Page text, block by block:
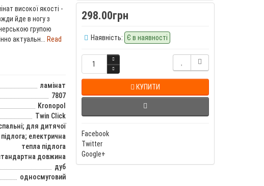
високої якості -
йде в ногу з
групою
актуальн...
Read
ламінат
7807
Kronopol
Twin Click
для дитячої
електрична
тепла підлога
довжина
дуб
односмуговий
298.00грн
Наявність: Є в наявності
КУПИТИ
Facebook
Twitter
Google+